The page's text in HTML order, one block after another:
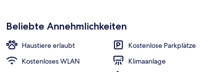
Beliebte Annehmlichkeiten
Haustiere erlaubt
Kostenlose Parkplätze
Kostenloses WLAN
Klimaanlage